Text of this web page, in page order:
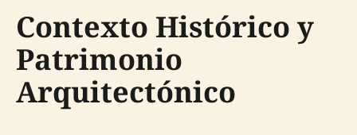
Contexto Histórico y
Patrimonio
Arquitectónico